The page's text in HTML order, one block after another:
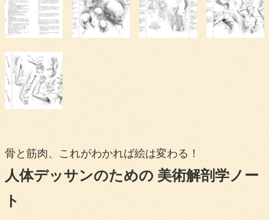
骨と筋肉、これがわかれば絵は変わる！
人体デッサンのための 美術解剖学ノー
ト